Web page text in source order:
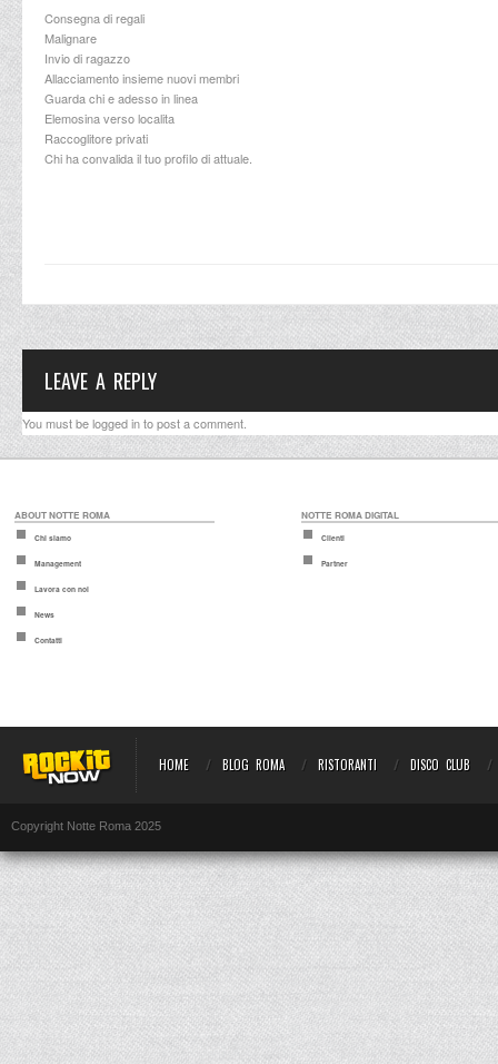
Consegna di regali
Malignare
Invio di ragazzo
Allacciamento insieme nuovi membri
Guarda chi e adesso in linea
Elemosina verso localita
Raccoglitore privati
Chi ha convalida il tuo profilo di attuale.
LEAVE A REPLY
You must belogged into post a comment.
ABOUT NOTTE ROMA
Chi siamo
Management
Lavora con noi
News
Contatti
NOTTE ROMA DIGITAL
Clienti
Partner
HOME BLOG ROMA RISTORANTI DISCO CLUB
Copyright Notte Roma 2025